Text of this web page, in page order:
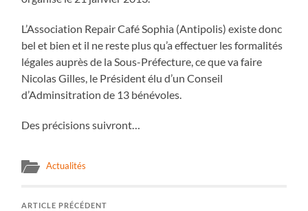
L’Association Repair Café Sophia (Antipolis) existe donc
bel et bien et il ne reste plus qu’a effectuer les formalités
légales auprès de la Sous-Préfecture, ce que va faire
Nicolas Gilles, le Président élu d’un Conseil
d’Adminsitration de 13 bénévoles.
Des précisions suivront…
Actualités
ARTICLE PRÉCÉDENT